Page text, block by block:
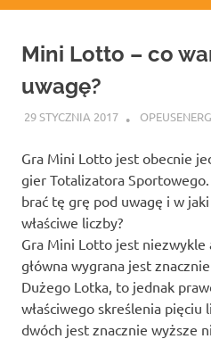
Mini Lotto – co
uwagę?
29 STYCZNIA 2017
Gra Mini Lotto jest obecnie
gier Totalizatora
brać tę grę pod uwagę i w
właściwe liczby?
Gra Mini Lotto jest niezwykle
główna wygrana jest
Dużego Lotka, to jednak
właściwego skreślenia
dwóch jest znacznie wyższe